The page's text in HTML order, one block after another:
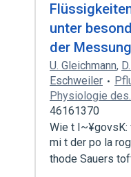
unter
der
U. Gleichmann,
Eschweiler
Physiologie
46161370
Wie t I~¥govsK:
mi t der po la
thode Sauers